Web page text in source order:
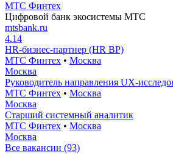
МТС Финтех
Цифровой банк экосистемы МТС
mtsbank.ru
4.14
HR-бизнес-партнер (HR BP)
МТС Финтех • Москва
Москва
Руководитель направления UX-
МТС Финтех • Москва
Москва
Старший системный аналитик
МТС Финтех • Москва
Москва
Все вакансии (93)